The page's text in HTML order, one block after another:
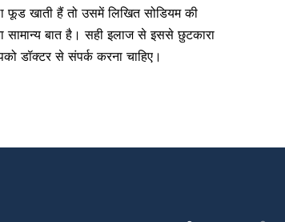
फूड खाती हैं तो उसमें लिखित सोडियम की
बात है। सही इलाज से इससे छुटकारा
डॉक्टर से संपर्क करना चाहिए।